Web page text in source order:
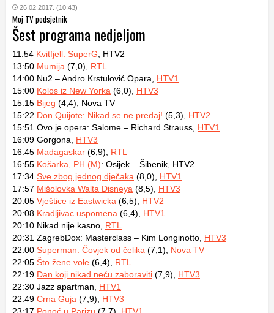
26.02.2017. (10:43)
Moj TV podsjetnik
Šest programa nedjeljom
11:54 Kvitfjell: SuperG , HTV2
13:50 Mumija (7,0), RTL
14:00 Nu2 – Andro Krstulović Opara, HTV1
15:00 Kolos iz New Yorka (6,0), HTV3
15:15 Bijeg (4,4), Nova TV
15:22 Don Quijote: Nikad se ne predaj! (5,3), HTV2
15:51 Ovo je opera: Salome – Richard Strauss, HTV1
16:09 Gorgona, HTV3
16:45 Madagaskar (6,9), RTL
16:55 Košarka, PH (M): Osijek – Šibenik, HTV2
17:34 Sve zbog jednog dječaka (8,0), HTV1
17:57 Mišolovka Walta Disneya (8,5), HTV3
20:05 Vještice iz Eastwicka (6,5), HTV2
20:08 Kradljivac uspomena (6,4), HTV1
20:10 Nikad nije kasno, RTL
20:31 ZagrebDox: Masterclass – Kim Longinotto, HTV3
22:00 Superman: Čovjek od čelika (7,1), Nova TV
22:05 Što žene vole (6,4), RTL
22:19 Dan koji nikad neću zaboraviti (7,9), HTV3
22:30 Jazz apartman, HTV1
22:49 Crna Guja (7,9), HTV3